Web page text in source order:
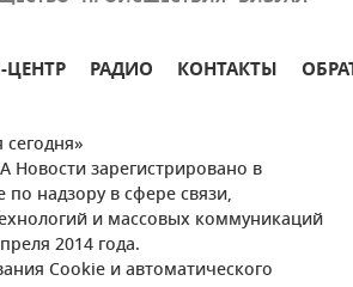
ЦЕНТР РАДИО КОНТАКТЫ
Новости зарегистрировано в
надзору в сфере связи,
и массовых коммуникаций
2014 года.
Cookie и автоматического